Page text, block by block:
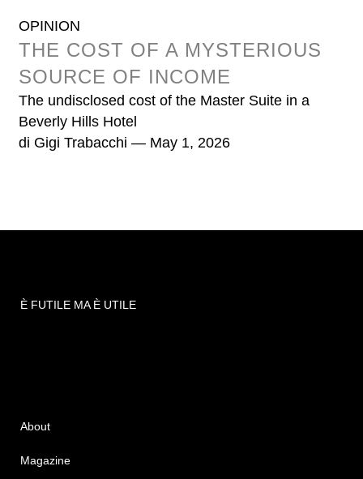
OPINION
THE COST OF A MYSTERIOUS
SOURCE OF INCOME
The undisclosed cost of the Master Suite in a
Beverly Hills Hotel
di Gigi Trabacchi — May 1, 2026
È FUTILE MA È UTILE
About
Magazine